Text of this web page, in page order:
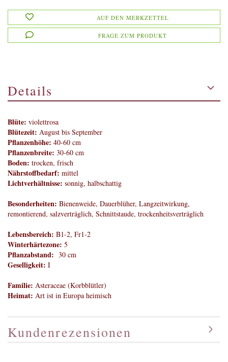
AUF DEN MERKZETTEL
FRAGE ZUM PRODUKT
Details
Blüte: violettrosa
Blütezeit: August bis September
Pflanzenhöhe: 40-60 cm
Pflanzenbreite: 30-60 cm
Boden: trocken, frisch
Nährstoffbedarf: mittel
Lichtverhältnisse: sonnig, halbschattig
Besonderheiten: Bienenweide, Dauerblüher, Langzeitwirkung,
remontierend, salzverträglich, Schnittstaude, trockenheitsverträglich
Lebensbereich: B1-2, Fr1-2
Winterhärtezone: 5
Pflanzabstand: 30 cm
Geselligkeit: I
Familie: Asteraceae (Korbblütler)
Heimat: Art ist in Europa heimisch
Kundenrezensionen